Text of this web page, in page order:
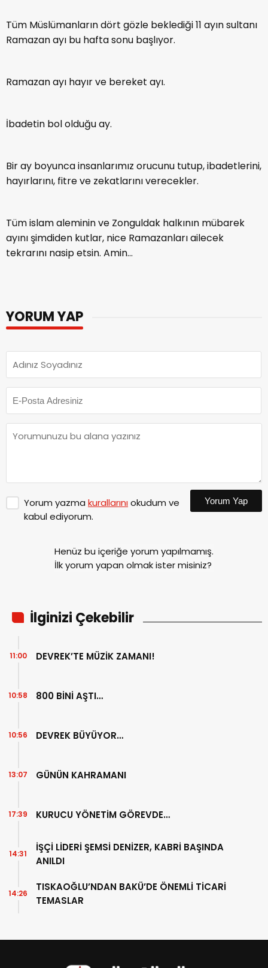
Tüm Müslümanların dört gözle beklediği 11 ayın sultanı
Ramazan ayı bu hafta sonu başlıyor.
Ramazan ayı hayır ve bereket ayı.
İbadetin bol olduğu ay.
Bir ay boyunca insanlarımız orucunu tutup, ibadetlerini,
hayırlarını, fitre ve zekatlarını verecekler.
Tüm islam aleminin ve Zonguldak halkının mübarek
ayını şimdiden kutlar, nice Ramazanları ailecek
tekrarını nasip etsin. Amin…
YORUM YAP
Yorum yazma kurallarınıokudum ve
kabul ediyorum.
Yorum Yap
Henüz bu içeriğe yorum yapılmamış.
İlk yorum yapan olmak ister misiniz?
İlginizi Çekebilir
DEVREK’TE MÜZİK ZAMANI!
11:00
800 BİNİ AŞTI…
10:58
DEVREK BÜYÜYOR…
10:56
GÜNÜN KAHRAMANI
13:07
KURUCU YÖNETİM GÖREVDE…
17:39
İŞÇİ LİDERİ ŞEMSİ DENİZER, KABRİ BAŞINDA
ANILDI
14:31
TISKAOĞLU’NDAN BAKÜ’DE ÖNEMLİ TİCARİ
TEMASLAR
14:26